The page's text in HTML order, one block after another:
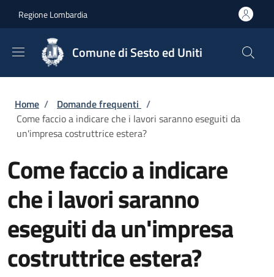
Regione Lombardia
Comune di Sesto ed Uniti
Briciole di pane
Home / Domande frequenti /
Come faccio a indicare che i lavori saranno eseguiti da
un'impresa costruttrice estera?
Come faccio a indicare
che i lavori saranno
eseguiti da un'impresa
costruttrice estera?